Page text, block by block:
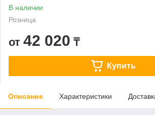
В наличии
Розница
от 42 020 ₸
Купить
Описание Характеристики